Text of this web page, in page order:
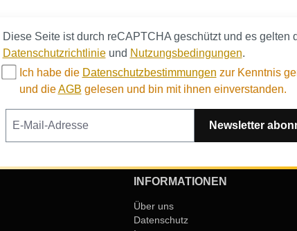
Diese Seite ist durch reCAPTCHA geschützt und es gelten
Datenschutzrichtlinieund Nutzungsbedingungen.
Ich habe die Datenschutzbestimmungen zur Kenntnis
und dieAGB gelesen und bin mit ihnen einverstanden.
Newsletter
INFORMATIONEN
Über uns
Datenschutz